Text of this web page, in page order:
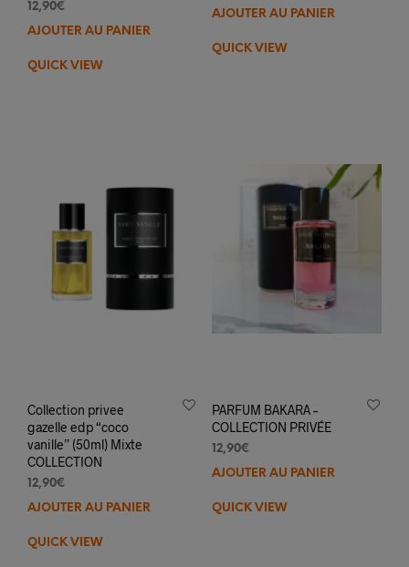
12,90€
AJOUTER AU PANIER
QUICK VIEW
AJOUTER AU PANIER
QUICK VIEW
Collection privee
gazelle edp “coco
vanille” (50ml) Mixte
COLLECTION
12,90€
AJOUTER AU PANIER
QUICK VIEW
PARFUM BAKARA –
COLLECTION PRIVÉE
12,90€
AJOUTER AU PANIER
QUICK VIEW